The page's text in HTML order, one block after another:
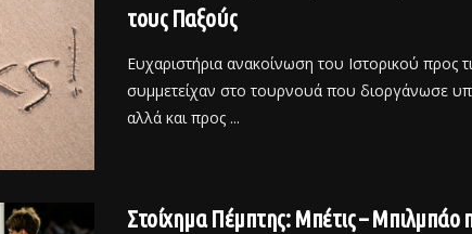
τους Παξούς
Ευχαριστήρια ανακοίνωση του Ιστορικού προς
συμμετείχαν στο τουρνουά που διοργάνωσε
αλλά και προς ...
Στοίχημα Πέμπτης: Μπέτις – Μπιλμπάο